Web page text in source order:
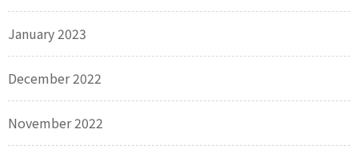
January 2023
December 2022
November 2022